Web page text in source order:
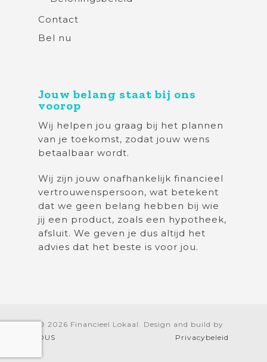
Contact
Bel nu
Jouw belang staat bij ons
voorop
Wij helpen jou graag bij het plannen
van je toekomst, zodat jouw wens
betaalbaar wordt.
Wij zijn jouw onafhankelijk financieel
vertrouwenspersoon, wat betekent
dat we geen belang hebben bij wie
jij een product, zoals een hypotheek,
afsluit. We geven je dus altijd het
advies dat het beste is voor jou.
© 2026 Financieel Lokaal. Design and build by
DUS
Privacybeleid